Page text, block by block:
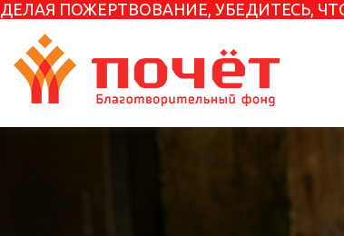
ДЕЛАЯ ПОЖЕРТВОВАНИЕ, УБЕДИТЕСЬ,